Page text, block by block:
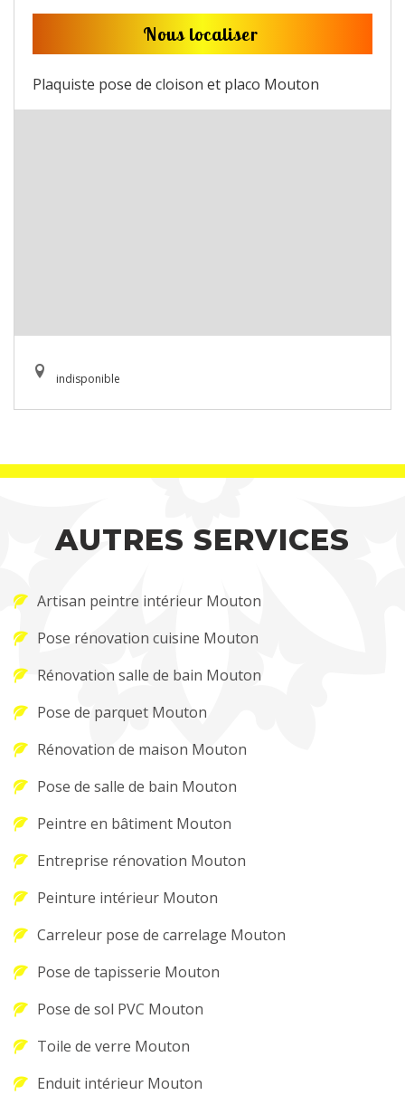
Nous localiser
Plaquiste pose de cloison et placo Mouton
indisponible
AUTRES SERVICES
Artisan peintre intérieur Mouton
Pose rénovation cuisine Mouton
Rénovation salle de bain Mouton
Pose de parquet Mouton
Rénovation de maison Mouton
Pose de salle de bain Mouton
Peintre en bâtiment Mouton
Entreprise rénovation Mouton
Peinture intérieur Mouton
Carreleur pose de carrelage Mouton
Pose de tapisserie Mouton
Pose de sol PVC Mouton
Toile de verre Mouton
Enduit intérieur Mouton